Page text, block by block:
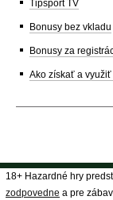
Tipsport TV
Bonusy bez vkladu
Bonusy za
Ako získať a
18+ Hazardné hry
zodpovedne a pre